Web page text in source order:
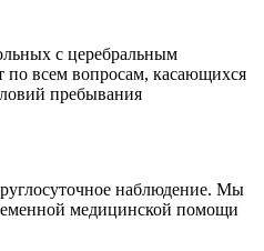
с церебральным
по всем вопросам, касающихся
пребывания
наблюдение. Мы
медицинской помощи